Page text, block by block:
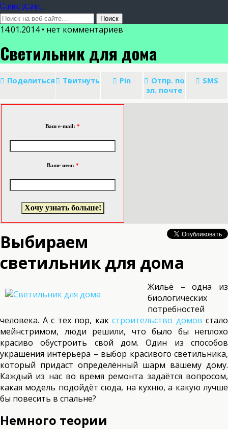
Сами с усами...
14.01.2014 • нет комментариев
Светильник для дома
Поделиться Твитнуть Pin
Отпр. по
эл. почте
SMS
Ваш e-mail: *
Ваше имя: *
Выбираем
светильник для дома
Жильё – одна из
биологических
потребностей
человека. А с тех пор, как строительство домов стало
мейнстримом, люди решили, что было бы неплохо
красиво обустроить свой дом. Один из способов
украшения интерьера – выбор красивого светильника,
который придаст определённый шарм вашему дому.
Каждый из нас во время ремонта задаётся вопросом,
какая модель подойдёт сюда, на кухню, а какую лучше
бы повесить в спальне?
Немного теории